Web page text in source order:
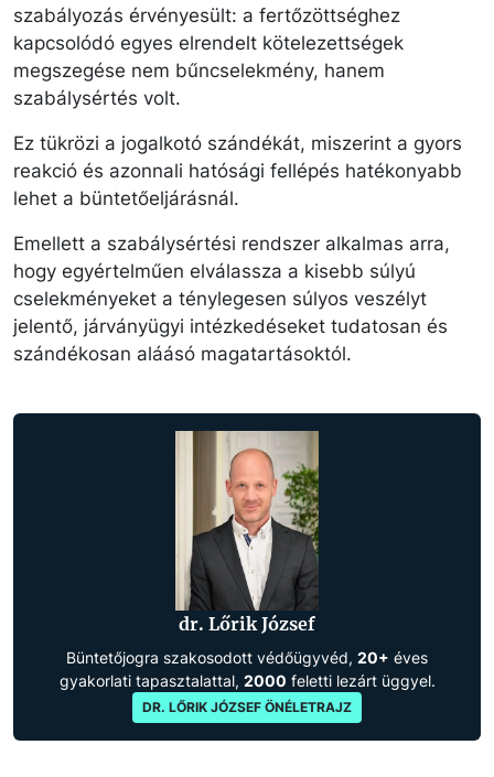
szabályozás érvényesült: a fertőzöttséghez
kapcsolódó egyes elrendelt kötelezettségek
megszegése nem bűncselekmény, hanem
szabálysértés volt.
Ez tükrözi a jogalkotó szándékát, miszerint a gyors
reakció és azonnali hatósági fellépés hatékonyabb
lehet a büntetőeljárásnál.
Emellett a szabálysértési rendszer alkalmas arra,
hogy egyértelműen elválassza a kisebb súlyú
cselekményeket a ténylegesen súlyos veszélyt
jelentő, járványügyi intézkedéseket tudatosan és
szándékosan aláásó magatartásoktól.
dr. Lőrik József
Büntetőjogra szakosodott védőügyvéd, 20+ éves
gyakorlati tapasztalattal, 2000 feletti lezárt üggyel.
DR. LŐRIK JÓZSEF ÖNÉLETRAJZ